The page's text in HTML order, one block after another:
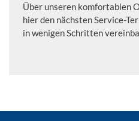
Über unseren komfortablen
hier den nächsten Service-
in wenigen Schritten